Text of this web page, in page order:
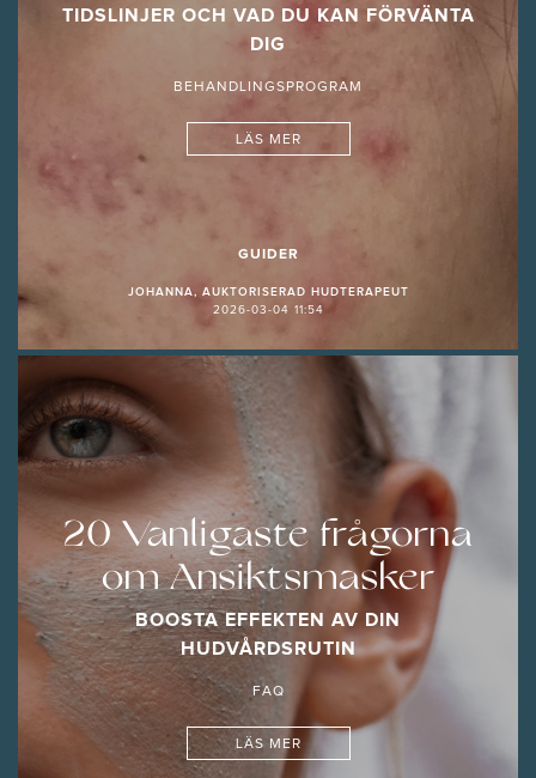
TIDSLINJER OCH VAD DU KAN FÖRVÄNTA
DIG
BEHANDLINGSPROGRAM
LÄS MER
GUIDER
JOHANNA, AUKTORISERAD HUDTERAPEUT
2026-03-04 11:54
20 Vanligaste frågorna
om Ansiktsmasker
BOOSTA EFFEKTEN AV DIN
HUDVÅRDSRUTIN
FAQ
LÄS MER